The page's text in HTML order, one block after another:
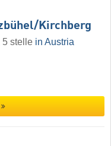
​Kirchberg
5 stelle in Austria